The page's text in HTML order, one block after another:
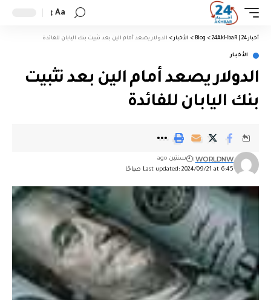
Aa
أخبار 24 | 24AkHbaR >
Blog
> الأخبار > الدولار يصعد أمام الين بعد تثبيت بنك اليابان للفائدة
الأخبار
الدولار يصعد أمام الين بعد تثبيت
بنك اليابان للفائدة
Last updated: 2024/09/21 at 6:45 صباحًا
WORLDNW سنتين ago